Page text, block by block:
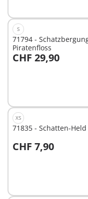
S
71794 -
Piratenfloss
CHF 29,90
In den Warenkorb
XS
71835 - Schatten-Held
CHF 7,90
In den Warenkorb